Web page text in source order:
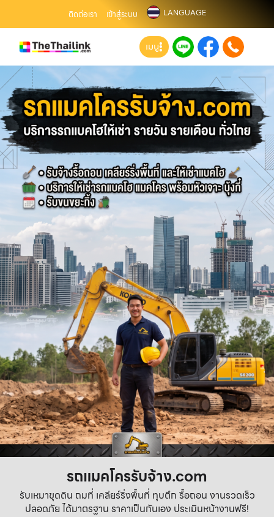
ติดต่อเรา เข้าสู่ระบบ LANGUAGE
เมนู
รถแมคโครรับจ้าง.com
รับเหมาขุดดิน ถมที่ เคลียร์ริ่งพื้นที่ ทุบตึก รื้อถอน งานรวดเร็ว
ปลอดภัย ได้มาตรฐาน ราคาเป็นกันเอง ประเมินหน้างานฟรี!